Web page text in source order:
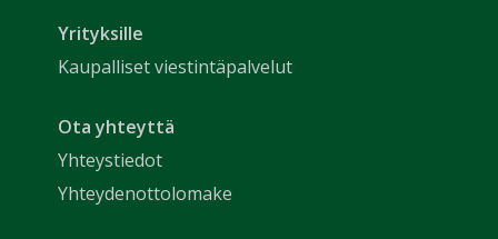
Yrityksille
Kaupalliset viestintäpalvelut
Ota yhteyttä
Yhteystiedot
Yhteydenottolomake